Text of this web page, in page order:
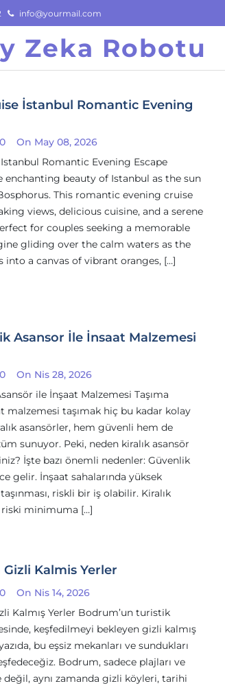
info@yourmail.com
Zeka Robotu
İstanbul Romantic Evening
0
On May 08, 2026
Romantic Evening Escape
enchanting beauty of Istanbul as the sun
This romantic evening cruise
views, delicious cuisine, and a serene
for couples seeking a memorable
gliding over the calm waters as the
into a canvas of vibrant oranges, […]
Asansor İle İnsaat Malzemesi
0
On Nis 28, 2026
ile İnşaat Malzemesi Taşıma
malzemesi taşımak hiç bu kadar kolay
asansörler, hem güvenli hem de
sunuyor. Peki, neden kiralık asansör
İşte bazı önemli nedenler: Güvenlik
gelir. İnşaat sahalarında yüksek
riskli bir iş olabilir. Kiralık
riski minimuma […]
Kalmis Yerler
0
On Nis 14, 2026
Kalmış Yerler Bodrum’un turistik
keşfedilmeyi bekleyen gizli kalmış
bu eşsiz mekanları ve sundukları
Bodrum, sadece plajları ve
değil, aynı zamanda gizli köyleri, tarihi